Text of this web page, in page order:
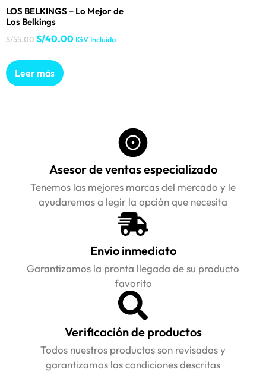
LOS BELKINGS – Lo Mejor de
Los Belkings
S/55.00S/40.00 IGV Incluido
Leer más
Asesor de ventas especializado
Tenemos las mejores marcas del mercado y le
ayudaremos a legir la opción que necesita
Envio inmediato
Garantizamos la pronta llegada de su producto
favorito
Verificación de productos
Todos nuestros productos son revisados y
garantizamos las condiciones descritas